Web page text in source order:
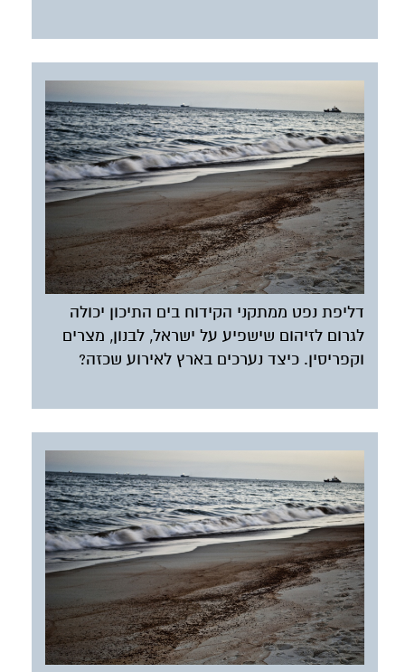
דליפת נפט ממתקני הקידוח בים התיכון יכולה
לגרום לזיהום שישפיע על ישראל, לבנון, מצרים
וקפריסין. כיצד נערכים בארץ לאירוע שכזה?